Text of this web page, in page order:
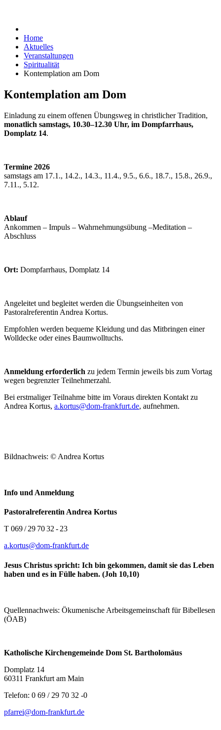
Home
Aktuelles
Veranstaltungen
Spiritualität
Kontemplation am Dom
Kontemplation am Dom
Einladung zu einem offenen Übungsweg in christlicher Tradition,
monatlich samstags, 10.30–12.30 Uhr, im Dompfarrhaus,
Domplatz 14.
Termine 2026
samstags am 17.1., 14.2., 14.3., 11.4., 9.5., 6.6., 18.7., 15.8., 26.9.,
7.11., 5.12.
Ablauf
Ankommen – Impuls – Wahrnehmungsübung –Meditation –
Abschluss
Ort: Dompfarrhaus, Domplatz 14
Angeleitet und begleitet werden die Übungseinheiten von
Pastoralreferentin Andrea Kortus.
Empfohlen werden bequeme Kleidung und das Mitbringen einer
Wolldecke oder eines Baumwolltuchs.
Anmeldung erforderlich zu jedem Termin jeweils bis zum Vortag
wegen begrenzter Teilnehmerzahl.
Bei erstmaliger Teilnahme bitte im Voraus direkten Kontakt zu
Andrea Kortus, a.kortus@dom-frankfurt.de, aufnehmen.
Bildnachweis: © Andrea Kortus
Info und Anmeldung
Pastoralreferentin Andrea Kortus
T 069 / 29 70 32 - 23
a.kortus@dom-frankfurt.de
Jesus Christus spricht: Ich bin gekommen, damit sie das Leben
haben und es in Fülle haben. (Joh 10,10)
Quellennachweis: Ökumenische Arbeitsgemeinschaft für Bibellesen
(ÖAB)
Katholische Kirchengemeinde Dom St. Bartholomäus
Domplatz 14
60311 Frankfurt am Main
Telefon: 0 69 / 29 70 32 -0
pfarrei@dom-frankfurt.de